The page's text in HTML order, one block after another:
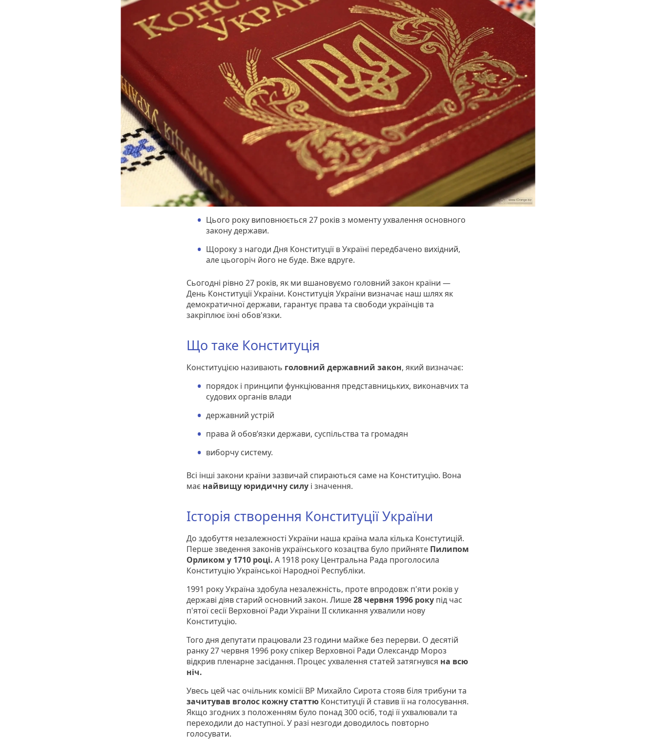
Цього року виповнюється 27 років з моменту ухвалення основного
закону держави.
Щороку з нагоди Дня Конституції в Україні передбачено вихідний,
але цьогоріч його не буде. Вже вдруге.
Сьогодні рівно 27 років, як ми вшановуємо головний закон країни —
День Конституції України. Конституція України визначає наш шлях як
демократичної держави, гарантує права та свободи українців та
закріплює їхні обов'язки.
Що таке Конституція
Конституцією називають головний державний закон, який визначає:
порядок і принципи функціювання представницьких, виконавчих та
судових органів влади
державний устрій
права й обов’язки держави, суспільства та громадян
виборчу систему.
Всі інші закони країни зазвичай спираються саме на Конституцію. Вона
має найвищу юридичну силу і значення.
Історія створення Конституції України
До здобуття незалежності України наша країна мала кілька Констутицій.
Перше зведення законів українського козацтва було прийняте Пилипом
Орликом у 1710 році. А 1918 року Центральна Рада проголосила
Конституцію Української Народної Республіки.
1991 року Україна здобула незалежність, проте впродовж п'яти років у
державі діяв старий основний закон. Лише28 червня 1996 року під час
п'ятої сесії Верховної Ради України II скликання ухвалили нову
Конституцію.
Того дня депутати працювали 23 години майже без перерви. О десятій
ранку 27 червня 1996 року спікер Верховної Ради Олександр Мороз
відкрив пленарне засідання. Процес ухвалення статей затягнувся на всю
ніч.
Увесь цей час очільник комісії ВР Михайло Сирота стояв біля трибуни та
зачитував вголос кожну статтю Конституції й ставив її на голосування.
Якщо згодних з положенням було понад 300 осіб, тоді її ухвалювали та
переходили до наступної. У разі незгоди доводилось повторно
голосувати.